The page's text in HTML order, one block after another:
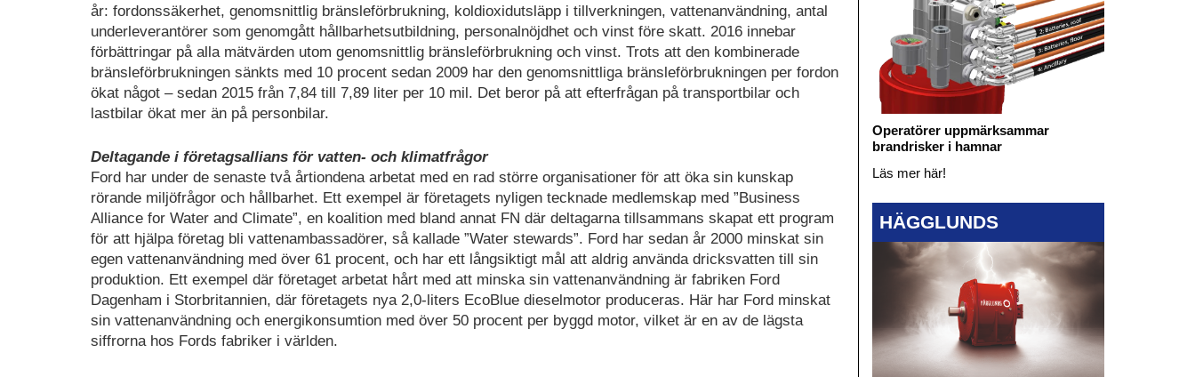
år: fordonssäkerhet, genomsnittlig bränsleförbrukning, koldioxidutsläpp i tillverkningen, vattenanvändning, antal
underleverantörer som genomgått hållbarhetsutbildning, personalnöjdhet och vinst före skatt. 2016 innebar
förbättringar på alla mätvärden utom genomsnittlig bränsleförbrukning och vinst. Trots att den kombinerade
bränsleförbrukningen sänkts med 10 procent sedan 2009 har den genomsnittliga bränsleförbrukningen per fordon
ökat något – sedan 2015 från 7,84 till 7,89 liter per 10 mil. Det beror på att efterfrågan på transportbilar och
lastbilar ökat mer än på personbilar.
Deltagande i företagsallians för vatten- och klimatfrågor
Ford har under de senaste två årtiondena arbetat med en rad större organisationer för att öka sin kunskap
rörande miljöfrågor och hållbarhet. Ett exempel är företagets nyligen tecknade medlemskap med ”Business
Alliance for Water and Climate”, en koalition med bland annat FN där deltagarna tillsammans skapat ett program
för att hjälpa företag bli vattenambassadörer, så kallade ”Water stewards”. Ford har sedan år 2000 minskat sin
egen vattenanvändning med över 61 procent, och har ett långsiktigt mål att aldrig använda dricksvatten till sin
produktion. Ett exempel där företaget arbetat hårt med att minska sin vattenanvändning är fabriken Ford
Dagenham i Storbritannien, där företagets nya 2,0-liters EcoBlue dieselmotor produceras. Här har Ford minskat
sin vattenanvändning och energikonsumtion med över 50 procent per byggd motor, vilket är en av de lägsta
siffrorna hos Fords fabriker i världen.
Operatörer uppmärksammar
brandrisker i hamnar
Läs mer här!
HÄGGLUNDS